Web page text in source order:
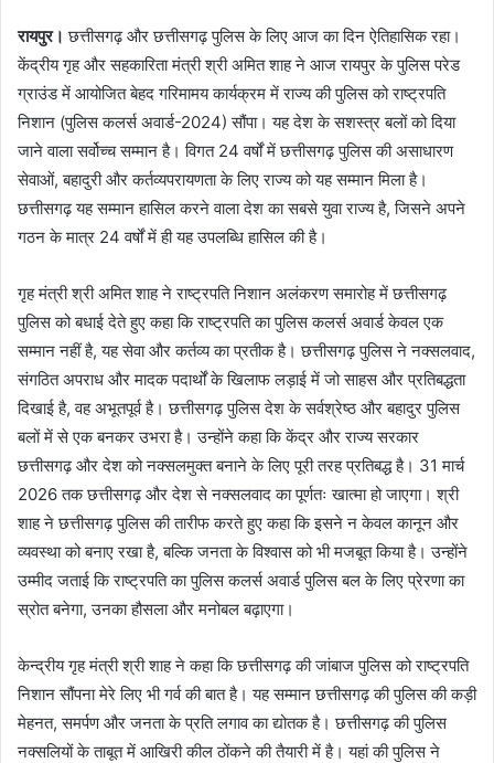
रायपुर। छत्तीसगढ़ और छत्तीसगढ़ पुलिस के लिए आज का दिन ऐतिहासिक रहा।
केंद्रीय गृह और सहकारिता मंत्री श्री अमित शाह ने आज रायपुर के पुलिस परेड
ग्राउंड में आयोजित बेहद गरिमामय कार्यक्रम में राज्य की पुलिस को राष्ट्रपति
निशान (पुलिस कलर्स अवार्ड-2024) सौंपा। यह देश के सशस्त्र बलों को दिया
जाने वाला सर्वोच्च सम्मान है। विगत 24 वर्षों में छत्तीसगढ़ पुलिस की असाधारण
सेवाओं, बहादुरी और कर्तव्यपरायणता के लिए राज्य को यह सम्मान मिला है।
छत्तीसगढ़ यह सम्मान हासिल करने वाला देश का सबसे युवा राज्य है, जिसने अपने
गठन के मात्र 24 वर्षों में ही यह उपलब्धि हासिल की है।
गृह मंत्री श्री अमित शाह ने राष्ट्रपति निशान अलंकरण समारोह में छत्तीसगढ़
पुलिस को बधाई देते हुए कहा कि राष्ट्रपति का पुलिस कलर्स अवार्ड केवल एक
सम्मान नहीं है, यह सेवा और कर्तव्य का प्रतीक है। छत्तीसगढ़ पुलिस ने नक्सलवाद,
संगठित अपराध और मादक पदार्थों के खिलाफ लड़ाई में जो साहस और प्रतिबद्धता
दिखाई है, वह अभूतपूर्व है। छत्तीसगढ़ पुलिस देश के सर्वश्रेष्ठ और बहादुर पुलिस
बलों में से एक बनकर उभरा है। उन्होंने कहा कि केंद्र और राज्य सरकार
छत्तीसगढ़ और देश को नक्सलमुक्त बनाने के लिए पूरी तरह प्रतिबद्ध है। 31 मार्च
2026 तक छत्तीसगढ़ और देश से नक्सलवाद का पूर्णतः खात्मा हो जाएगा। श्री
शाह ने छत्तीसगढ़ पुलिस की तारीफ करते हुए कहा कि इसने न केवल कानून और
व्यवस्था को बनाए रखा है, बल्कि जनता के विश्वास को भी मजबूत किया है। उन्होंने
उम्मीद जताई कि राष्ट्रपति का पुलिस कलर्स अवार्ड पुलिस बल के लिए प्रेरणा का
स्रोत बनेगा, उनका हौसला और मनोबल बढ़ाएगा।
केन्द्रीय गृह मंत्री श्री शाह ने कहा कि छत्तीसगढ़ की जांबाज पुलिस को राष्ट्रपति
निशान सौंपना मेरे लिए भी गर्व की बात है। यह सम्मान छत्तीसगढ़ की पुलिस की कड़ी
मेहनत, समर्पण और जनता के प्रति लगाव का द्योतक है। छत्तीसगढ़ की पुलिस
नक्सलियों के ताबूत में आखिरी कील ठोंकने की तैयारी में है। यहां की पुलिस ने